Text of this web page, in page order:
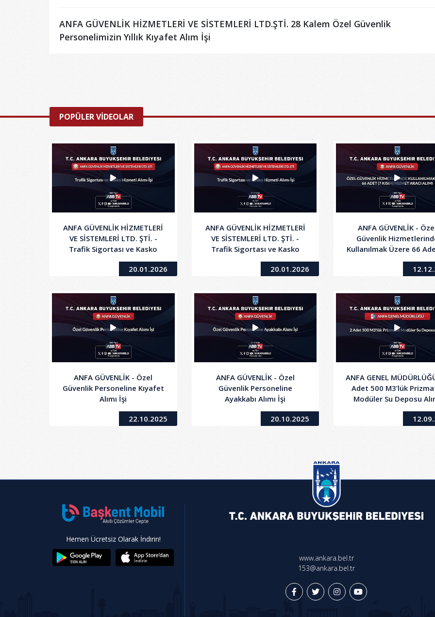
ANFA GÜVENLİK HİZMETLERİ VE SİSTEMLERİ LTD.ŞTİ. 28 Kalem Özel Güvenlik
Personelimizin Yıllık Kıyafet Alım İşi
POPÜLER VİDEOLAR
ANFA GÜVENLİK HİZMETLERİ
VE SİSTEMLERİ LTD. ŞTİ. -
Trafik Sigortası ve Kasko
Hizmeti Alımı İşi - 2.Oturum
20.01.2026
ANFA GÜVENLİK HİZMETLERİ
VE SİSTEMLERİ LTD. ŞTİ. -
Trafik Sigortası ve Kasko
Hizmeti Alımı İşi
20.01.2026
ANFA GÜVENLİK -
Güvenlik
Kullanılmak Üzere 66
Kısım) Hizmet Aracı
ANFA GÜVENLİK - Özel
Güvenlik Personeline Kıyafet
Alımı İşi
22.10.2025
ANFA GÜVENLİK - Özel
Güvenlik Personeline
Ayakkabı Alımı İşi
20.10.2025
ANFA GENEL
Adet 500 M3’lük
Modüler Su Deposu
Hemen Ücretsiz Olarak İndirin!
www.ankara.bel.tr
153@ankara.bel.tr